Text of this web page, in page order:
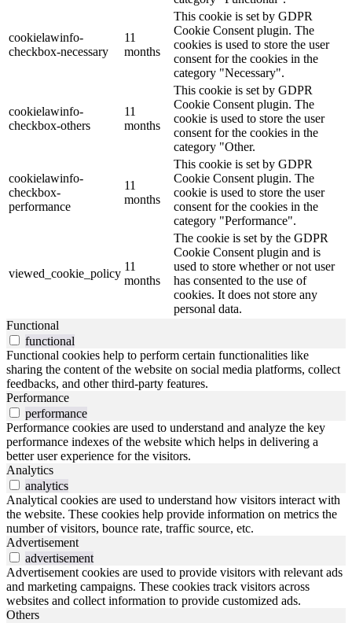
cookielawinfo-
checkbox-necessary
11
months
This cookie is set by GDPR
Cookie Consent plugin. The
cookies is used to store the user
consent for the cookies in the
category "Necessary".
cookielawinfo-
checkbox-others
11
months
This cookie is set by GDPR
Cookie Consent plugin. The
cookie is used to store the user
consent for the cookies in the
category "Other.
cookielawinfo-
checkbox-
performance
11
months
This cookie is set by GDPR
Cookie Consent plugin. The
cookie is used to store the user
consent for the cookies in the
category "Performance".
viewed_cookie_policy
11
months
The cookie is set by the GDPR
Cookie Consent plugin and is
used to store whether or not user
has consented to the use of
cookies. It does not store any
personal data.
Functional
functional
Functional cookies help to perform certain functionalities like
sharing the content of the website on social media platforms, collect
feedbacks, and other third-party features.
Performance
performance
Performance cookies are used to understand and analyze the key
performance indexes of the website which helps in delivering a
better user experience for the visitors.
Analytics
analytics
Analytical cookies are used to understand how visitors interact with
the website. These cookies help provide information on metrics the
number of visitors, bounce rate, traffic source, etc.
Advertisement
advertisement
Advertisement cookies are used to provide visitors with relevant ads
and marketing campaigns. These cookies track visitors across
websites and collect information to provide customized ads.
Others